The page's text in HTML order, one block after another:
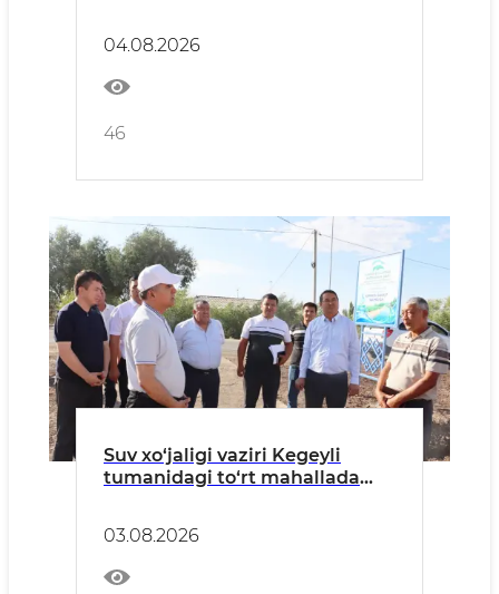
04.08.2026
46
Suv xo‘jaligi vaziri Kegeyli
tumanidagi to‘rt mahallada
03.08.2026